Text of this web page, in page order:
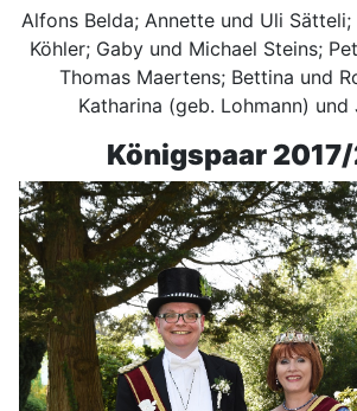
Alfons Belda; Annette und Uli
Köhler; Gaby und Michael Steins;
Thomas Maertens; Bettina und
Katharina (geb. Lohmann) und
Königspaar